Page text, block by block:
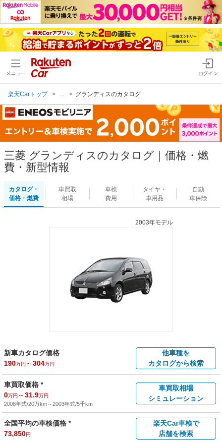
メニュー ログイン
楽天Carトップ グランディスのカタログ
三菱 グランディスのカタログ｜価格・燃
費・新型情報
カタログ・
価格・燃費
車買取
相場
車検
費用
タイヤ・
車用品
自動
車保険
2003年モデル
新車カタログ価格
190万円 ～304万円
他車種を
カタログから検索
車買取価格 *
0万円 ～31.9万円
2008年式/20万km～2003年式/5千km
車買取相場
シミュレーション
全国平均の車検価格 *
73,850円
楽天Car車検で
店舗を検索